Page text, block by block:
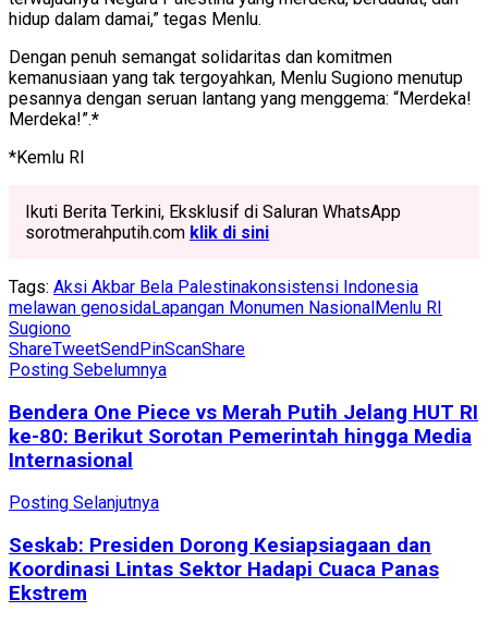
hidup dalam damai,” tegas Menlu.
Dengan penuh semangat solidaritas dan komitmen
kemanusiaan yang tak tergoyahkan, Menlu Sugiono menutup
pesannya dengan seruan lantang yang menggema: “Merdeka!
Merdeka!”.*
*Kemlu RI
Ikuti Berita Terkini, Eksklusif di Saluran WhatsApp
sorotmerahputih.com klik di sini
Tags: Aksi Akbar Bela Palestinakonsistensi Indonesia
melawan genosidaLapangan Monumen NasionalMenlu RI
Sugiono
ShareTweetSendPinScanShare
Posting Sebelumnya
Bendera One Piece vs Merah Putih Jelang HUT RI
ke-80: Berikut Sorotan Pemerintah hingga Media
Internasional
Posting Selanjutnya
Seskab: Presiden Dorong Kesiapsiagaan dan
Koordinasi Lintas Sektor Hadapi Cuaca Panas
Ekstrem